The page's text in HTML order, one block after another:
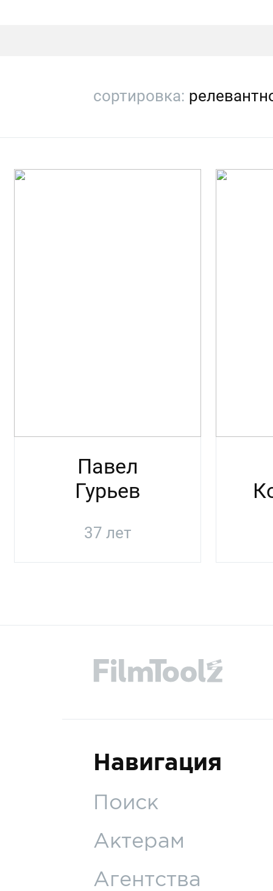
сортировка:
Павел
Гурьев
37 лет
Навигация
Поиск
Актерам
Агентства